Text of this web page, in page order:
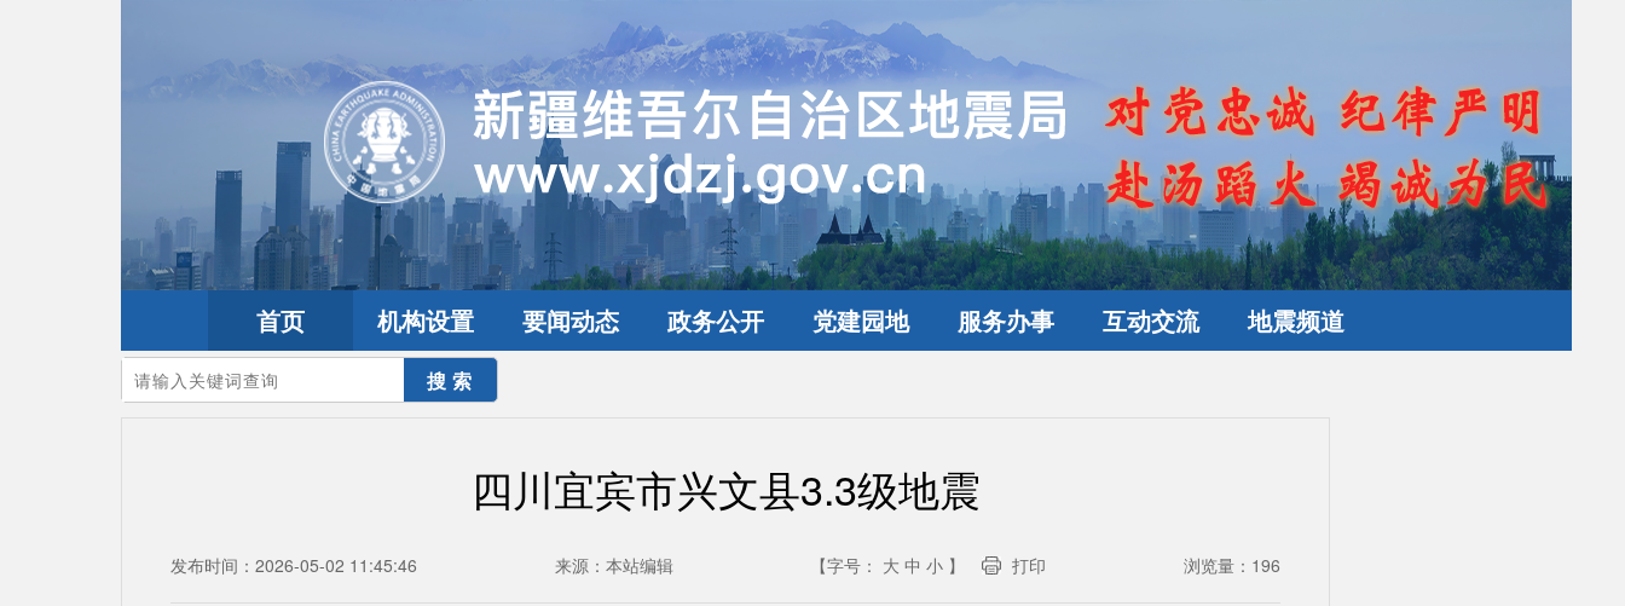
首页 机构设置 要闻动态 政务公开 党建园地 服务办事 互动交流 地震频道
您的当前位置：首页>地震频道 全球震讯
四川宜宾市兴文县3.3级地震
发布时间：2026-05-02 11:45:46 来源： 本站编辑 【字号： 大 中 小 】 打印 浏览量： 196